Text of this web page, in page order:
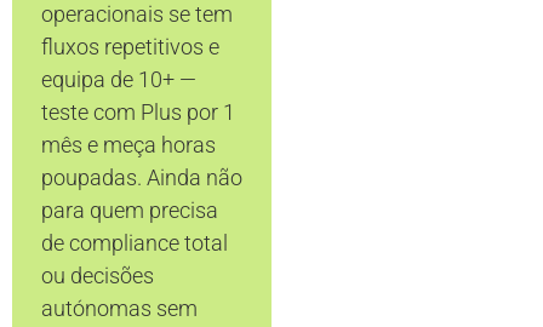
operacionais se tem
fluxos repetitivos e
equipa de 10+ —
teste com Plus por 1
mês e meça horas
poupadas. Ainda não
para quem precisa
de compliance total
ou decisões
autónomas sem